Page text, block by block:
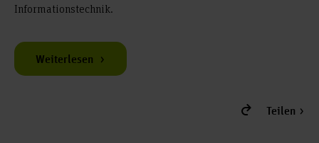
Informationstechnik.
Weiterlesen
Teilen